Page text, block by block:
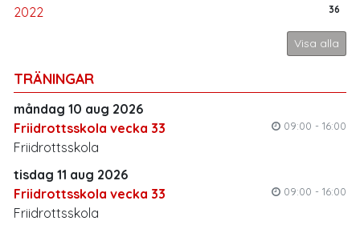
2022 36
Visa alla
TRÄNINGAR
måndag 10 aug 2026
Friidrottsskola vecka 33
09:00 - 16:00
Friidrottsskola
tisdag 11 aug 2026
Friidrottsskola vecka 33
09:00 - 16:00
Friidrottsskola